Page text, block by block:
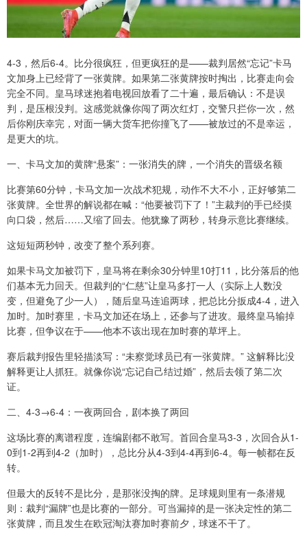
4-3，然后6-4。比分很疯狂，但更疯狂的是——裁判居然“忘记”卡马
文加身上已经背了一张黄牌。如果第二张黄牌按时掏出，比赛走向会
完全不同。皇马球迷抱着电视回放看了二十遍，最后确认：不是误
判，是压根没判。这感觉就像你闯了两次红灯，交警只拦你一次，然
后你刚庆幸完，对面一辆大货车把你撞飞了——被放过的不是幸运，
是更大的坑。
一、卡马文加的黄牌“悬案”：一张消失的牌，一个消失的晋级名额
比赛第60分钟，卡马文加一次战术犯规，动作不大不小，正好够第二
张黄牌。全世界的解说都在喊：“他要被罚下了！”主裁判的手已经摸
向口袋，然后……又缩了回去。他犹豫了两秒，转身示意比赛继续。
这短短两秒钟，改变了整个系列赛。
如果卡马文加被罚下，皇马将在剩余30分钟里10打11，比分落后的他
们基本无力回天。但裁判的“仁慈”让皇马多打一人（实际上人数没
变，但避免了少一人），随后皇马连追两球，把总比分扳成4-4，进入
加时。加时赛里，卡马文加还在场上，还参与了进攻。最终皇马输掉
比赛，但争议在于——他本不该出现在加时赛的草坪上。
赛后裁判报告里轻描淡写：“未察觉球员已有一张黄牌。” 这解释比没
解释更让人抓狂。就像你说“忘记自己结过婚”，然后去领了第二次
证。
二、4-3→6-4：一夜两回合，剧本换了两回
这场比赛的离谱程度，连编剧都不敢写。首回合皇马3-3，次回合从1-
0到1-2再到4-2（加时），总比分从4-3到4-4再到6-4。每一帧都在反
转。
但最大的反转不是比分，是那张没掏的牌。足球规则里有一条潜规
则：裁判“漏牌”也是比赛的一部分。可当漏掉的是一张决定性的第二
张黄牌，而且发生在欧冠淘汰赛加时赛前夕，球迷不干了。